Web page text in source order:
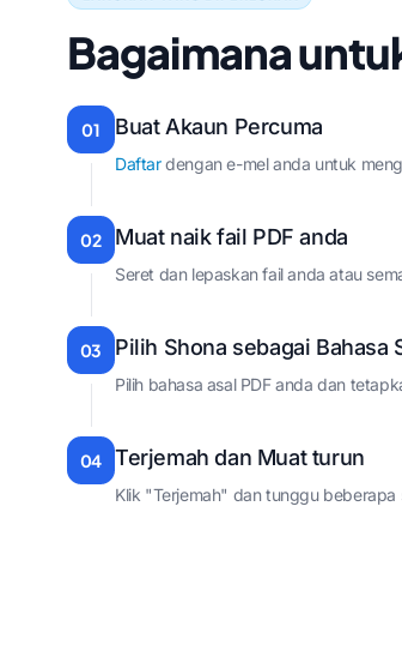
Bagaimana
01 Buat Akaun Percuma
Daftardengan e-mel anda untuk
02 Muat naik fail PDF anda
Seret dan lepaskan fail anda atau
03 Pilih Shona sebagai Bahasa
Pilih bahasa asal PDF anda dan
04 Terjemah dan Muat turun
Klik "Terjemah" dan tunggu